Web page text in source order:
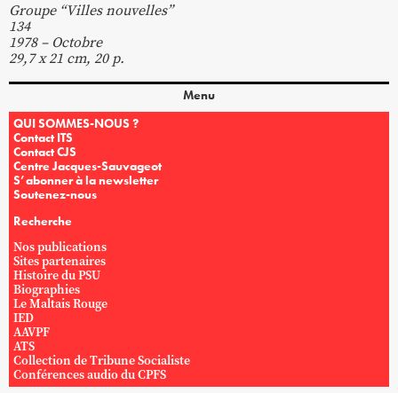
Groupe “Villes nouvelles”
134
1978 – Octobre
29,7 x 21 cm, 20 p.
Menu
QUI SOMMES-NOUS ?
Contact ITS
Contact CJS
Centre Jacques-Sauvageot
S’abonner à la newsletter
Soutenez-nous
Recherche
Nos publications
Sites partenaires
Histoire du PSU
Biographies
Le Maltais Rouge
IED
AAVPF
ATS
Collection de Tribune Socialiste
Conférences audio du CPFS